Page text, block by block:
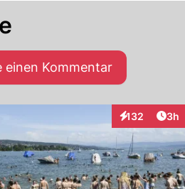
einen Kommentar
132
Interaktionen
3h